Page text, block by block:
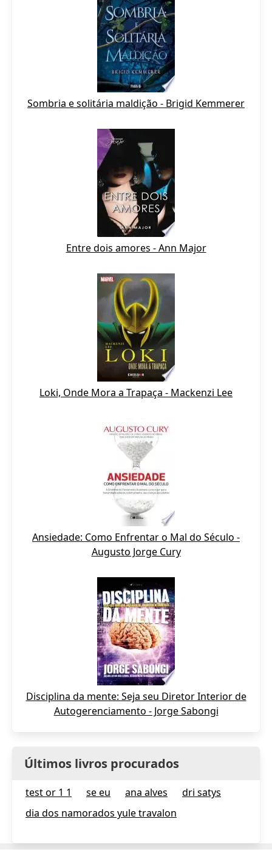
Sombria e solitária maldição - Brigid Kemmerer
Entre dois amores - Ann Major
Loki, Onde Mora a Trapaça - Mackenzi Lee
Ansiedade: Como Enfrentar o Mal do Século -
Augusto Jorge Cury
Disciplina da mente: Seja seu Diretor Interior de
Autogerenciamento - Jorge Sabongi
Últimos livros procurados
test or 1 1 se eu ana alves
dri satys
dia dos namorados yule travalon